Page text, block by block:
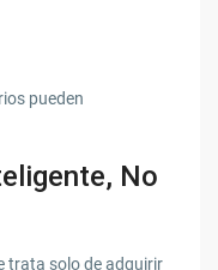
pueden
No
trata solo de adquirir